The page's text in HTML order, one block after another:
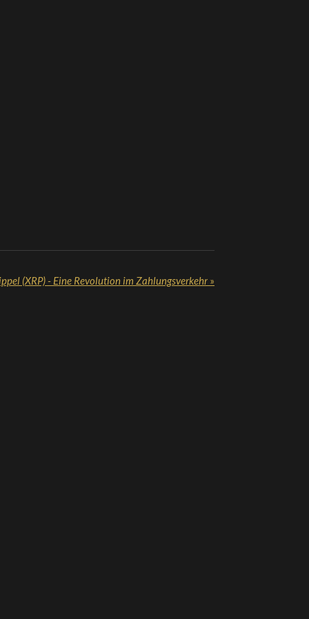
(XRP) - Eine Revolution im Zahlungsverkehr »